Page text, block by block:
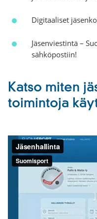
Digitaaliset
Jäsenviestintä –
sähköpostiin!
Katso miten
toimintoja